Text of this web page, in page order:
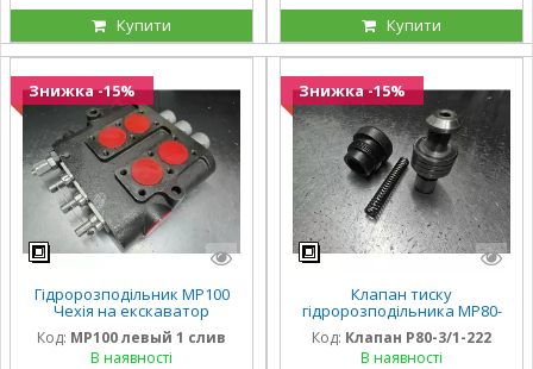
Купити Купити
Знижка -15%
Гідророзподільник МР100
Чехія на екскаватор
ЕО-2621, МТЗ, ЮМЗ лівий з 1
сливою
Код: МР100 левый 1 слив
В наявності
Знижка -15%
Клапан тиску
гідророзподільника МР80-
3/1-222, МР80-3/4-222
Код: Клапан Р80-3/1-222
В наявності